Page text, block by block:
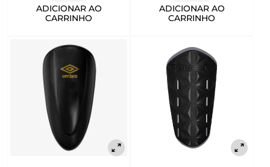
ADICIONAR AO
CARRINHO
ADICIONAR AO
CARRINHO